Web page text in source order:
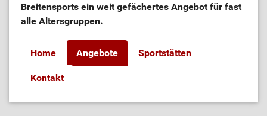
Breitensports ein weit gefächertes Angebot für fast
alle Altersgruppen.
Home Angebote Sportstätten
Kontakt